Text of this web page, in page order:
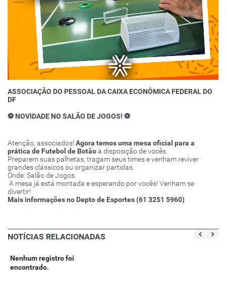
ASSOCIAÇÃO DO PESSOAL DA CAIXA ECONÔMICA FEDERAL DO
DF
⚽ NOVIDADE NO SALÃO DE JOGOS! ⚽
Atenção, associados! Agora temos uma mesa oficial para a
prática de Futebol de Botãoà disposição de vocês.
Preparem suas palhetas, tragam seus times e venham reviver
grandes clássicos ou organizar partidas.
Onde: Salão de Jogos.
️ A mesa já está montada e esperando por vocês! Venham se
divertir!
Mais informações no Depto de Esportes (61 3251 5960)
NOTÍCIAS RELACIONADAS
Nenhum registro foi
encontrado.